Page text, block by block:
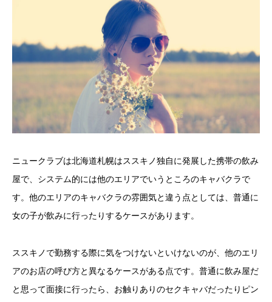
ニュークラブは北海道札幌はススキノ独自に発展した携帯の飲み
屋で、システム的には他のエリアでいうところのキャバクラで
す。他のエリアのキャバクラの雰囲気と違う点としては、普通に
女の子が飲みに行ったりするケースがあります。
ススキノで勤務する際に気をつけないといけないのが、他のエリ
アのお店の呼び方と異なるケースがある点です。普通に飲み屋だ
と思って面接に行ったら、お触りありのセクキャバだったりピン